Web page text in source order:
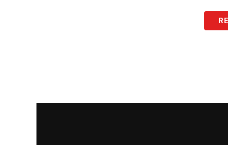
Partite oggi, stasera e domani: guida